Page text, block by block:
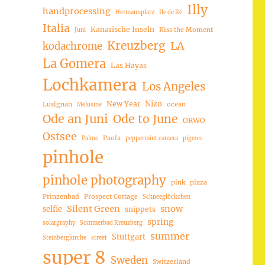
handprocessing Hermannplatz Ile de Ré Illy
Italia Juni Kanarische Inseln Kiss the Moment
kodachrome Kreuzberg LA
La Gomera Las Hayas
Lochkamera Los Angeles
Lusignan Melusine New Year Nizo ocean
Ode an Juni Ode to June ORWO
Ostsee Palme Paola peppermint camera pigeon
pinhole
pinhole photography pink pizza
Prinzenbad
Prospect Cottage Schneeglöckchen
selfie Silent Green snippets snow
solargraphy Sommerbad Kreuzberg spring
Steinbergkirche street Stuttgart summer
super 8 Sweden Switzerland